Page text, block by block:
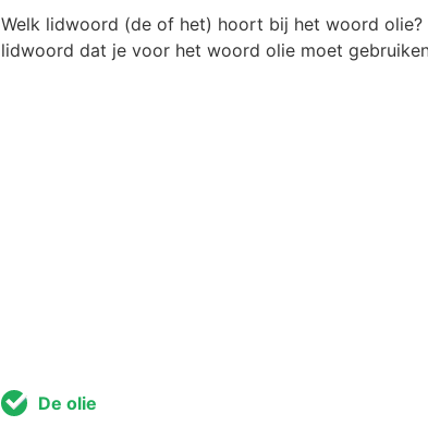
Welk lidwoord (de of het) hoort bij het woord
lidwoord dat je voor het woord olie moet
De olie